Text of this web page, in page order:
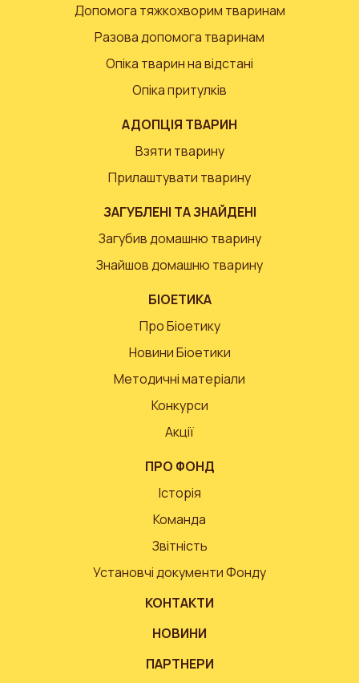
Допомога тяжкохворим тваринам
Разова допомога тваринам
Опіка тварин на відстані
Опіка притулків
АДОПЦІЯ ТВАРИН
Взяти тварину
Прилаштувати тварину
ЗАГУБЛЕНІ ТА ЗНАЙДЕНІ
Загубив домашню тварину
Знайшов домашню тварину
БІОЕТИКА
Про Біоетику
Новини Біоетики
Методичні матеріали
Конкурси
Акції
ПРО ФОНД
Історія
Команда
Звітність
Установчі документи Фонду
КОНТАКТИ
НОВИНИ
ПАРТНЕРИ